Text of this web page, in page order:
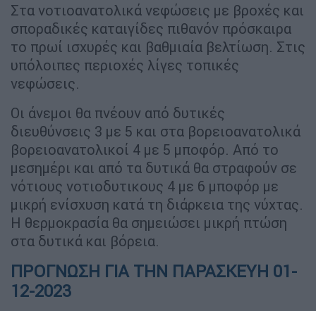
Στα νοτιοανατολικά νεφώσεις με βροχές και
σποραδικές καταιγίδες πιθανόν πρόσκαιρα
το πρωί ισχυρές και βαθμιαία βελτίωση. Στις
υπόλοιπες περιοχές λίγες τοπικές
νεφώσεις.
Οι άνεμοι θα πνέουν από δυτικές
διευθύνσεις 3 με 5 και στα βορειοανατολικά
βορειοανατολικοί 4 με 5 μποφόρ. Από το
μεσημέρι και από τα δυτικά θα στραφούν σε
νότιους νοτιοδυτικους 4 με 6 μποφόρ με
μικρή ενίσχυση κατά τη διάρκεια της νύχτας.
Η θερμοκρασία θα σημειώσει μικρή πτώση
στα δυτικά και βόρεια.
ΠΡΟΓΝΩΣΗ ΓΙΑ ΤΗΝ ΠΑΡΑΣΚΕΥΗ 01-
12-2023